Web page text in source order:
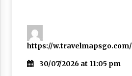
https://w.travelmapsgo.com/
30/07/2026 at 11:05 pm